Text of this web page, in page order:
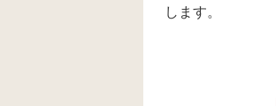
します。